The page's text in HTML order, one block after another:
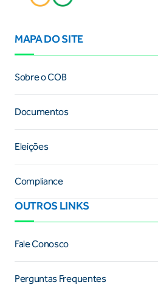
MAPA DO SITE
Sobre o COB
Documentos
Eleições
Compliance
OUTROS LINKS
Fale Conosco
Perguntas Frequentes